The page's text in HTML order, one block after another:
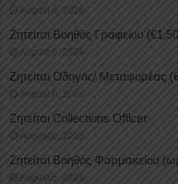
August 6, 2026
Ζητείται Βοηθός Γραφείου
August 6, 2026
Ζητείται Οδηγός/ Μεταφορέας
August 6, 2026
Ζητείται Collections Officer
August 6, 2026
Ζητείται Βοηθός Φαρμακείου
August 5, 2026